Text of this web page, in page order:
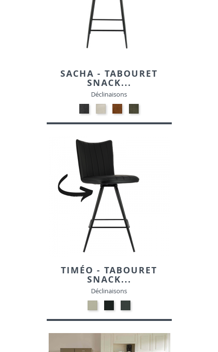
SACHA - TABOURET
SNACK...
Déclinaisons
HOLMS
18
FONCE
TISSU
HOLMS
22
BEIGE
TISSU
HOLMS
42
HOLMS
77
TIMÉO - TABOURET
SNACK...
Déclinaisons
BEIGE
610.06-
SIMILI
NOIR
613.35-
SIMILI
ANTHRACITE
610.26-
SIMILI